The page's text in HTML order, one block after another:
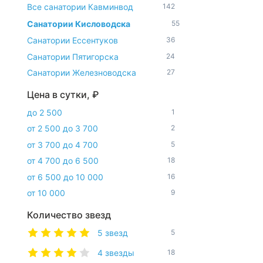
Все санатории Кавминвод 142
Санатории Кисловодска 55
Санатории Ессентуков 36
Санатории Пятигорска 24
Санатории Железноводска 27
Цена в сутки, ₽
до 2 500 1
от 2 500 до 3 700 2
от 3 700 до 4 700 5
от 4 700 до 6 500 18
от 6 500 до 10 000 16
от 10 000 9
Количество звезд
5 звезд 5
4 звезды 18